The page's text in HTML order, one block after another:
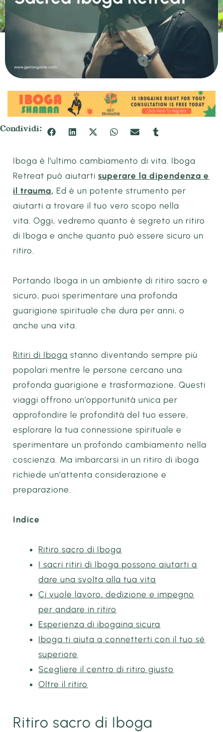
Condividi:
Iboga è l’ultimo cambiamento di vita. Iboga
Retreat può aiutartisuperare la dipendenza e
il trauma, Ed è un potente strumento per
aiutarti a trovare il tuo vero scopo nella
vita. Oggi, vedremo quanto è segreto un ritiro
di Iboga e anche quanto può essere sicuro un
ritiro.
Portando Iboga in un ambiente di ritiro sacro e
sicuro, puoi sperimentare una profonda
guarigione spirituale che dura per anni, o
anche una vita.
Ritiri di Iboga stanno diventando sempre più
popolari mentre le persone cercano una
profonda guarigione e trasformazione. Questi
viaggi offrono un’opportunità unica per
approfondire le profondità del tuo essere,
esplorare la tua connessione spirituale e
sperimentare un profondo cambiamento nella
coscienza. Ma imbarcarsi in un ritiro di iboga
richiede un’attenta considerazione e
preparazione.
Indice
Ritiro sacro di Iboga
I sacri ritiri di Iboga possono aiutarti a
dare una svolta alla tua vita
Ci vuole lavoro, dedizione e impegno
per andare in ritiro
Esperienza di ibogaina sicura
Iboga ti aiuta a connetterti con il tuo sé
superiore
Scegliere il centro di ritiro giusto
Oltre il ritiro
Ritiro sacro di Iboga